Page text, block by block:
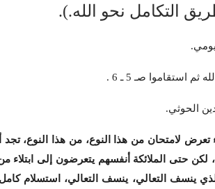
التكامل نحو الله.).
ثم استقاموا صـ 5 ـ 6 .
الحوثي.
لامتحان من هذا النوع، من هذا النوع،
لكن حتى الملائكة أنفسهم يتعرضون إلى ابتلاء
الذي ينسف التعالي، ينسف التعالي، استسلام